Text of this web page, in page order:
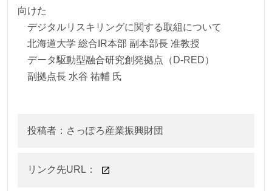
向けた
デジタルリスキリングに関する取組について
北海道大学 総合IR本部 副本部長 准教授
データ駆動型融合研究創発拠点（D-RED）
副拠点長 水谷 祐輔 氏
投稿者：さっぽろ産業振興財団
リンク先URL：